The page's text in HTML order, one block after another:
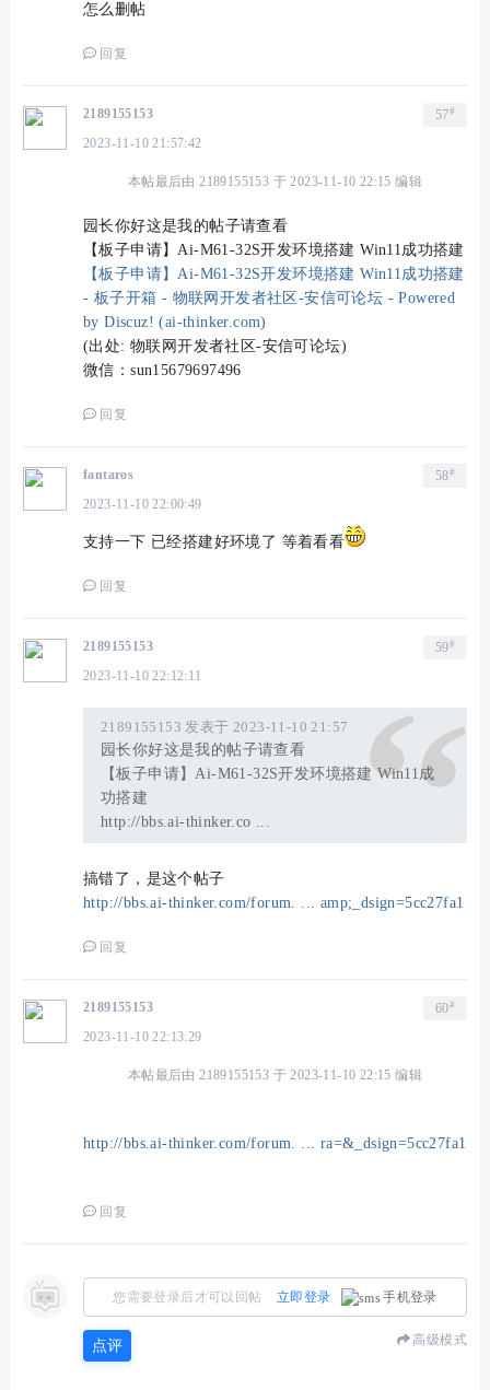
怎么删帖
回复
57#
2189155153
2023-11-10 21:57:42
本帖最后由 2189155153 于 2023-11-10 22:15 编辑
园长你好这是我的帖子请查看
【板子申请】Ai-M61-32S开发环境搭建 Win11成功搭建
【板子申请】Ai-M61-32S开发环境搭建 Win11成功搭建
- 板子开箱 - 物联网开发者社区-安信可论坛 - Powered
by Discuz! (ai-thinker.com)
(出处: 物联网开发者社区-安信可论坛)
微信：sun15679697496
回复
58#
fantaros
2023-11-10 22:00:49
支持一下 已经搭建好环境了 等着看看
回复
59#
2189155153
2023-11-10 22:12:11
2189155153 发表于 2023-11-10 21:57
园长你好这是我的帖子请查看
【板子申请】Ai-M61-32S开发环境搭建 Win11成
功搭建
http://bbs.ai-thinker.co ...
搞错了，是这个帖子
http://bbs.ai-thinker.com/forum. ... amp;_dsign=5cc27fa1
回复
60#
2189155153
2023-11-10 22:13:29
本帖最后由 2189155153 于 2023-11-10 22:15 编辑
http://bbs.ai-thinker.com/forum. ... ra=&_dsign=5cc27fa1
回复
您需要登录后才可以回帖 立即登录 手机登录
点评 高级模式